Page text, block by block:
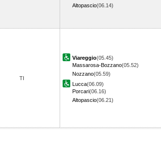
Altopascio(06.14)
TI
Viareggio(05.45)
Massarosa-Bozzano(05.52)
Nozzano(05.59)
Lucca(06.09)
Porcari(06.16)
Altopascio(06.21)